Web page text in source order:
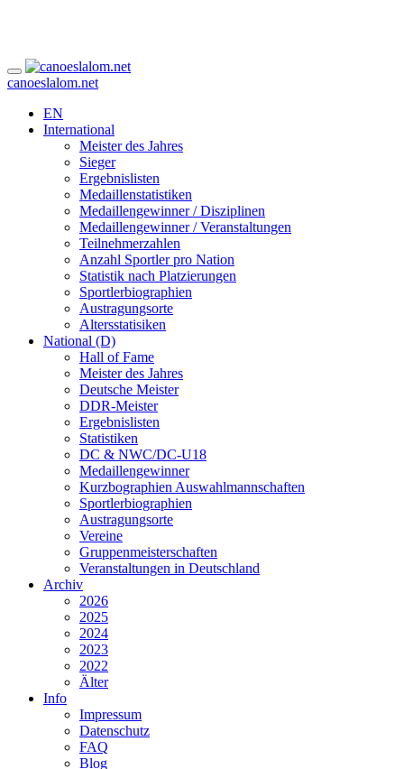
canoeslalom.net
EN
International
Meister des Jahres
Sieger
Ergebnislisten
Medaillenstatistiken
Medaillengewinner / Disziplinen
Medaillengewinner / Veranstaltungen
Teilnehmerzahlen
Anzahl Sportler pro Nation
Statistik nach Platzierungen
Sportlerbiographien
Austragungsorte
Altersstatisiken
National (D)
Hall of Fame
Meister des Jahres
Deutsche Meister
DDR-Meister
Ergebnislisten
Statistiken
DC & NWC/DC-U18
Medaillengewinner
Kurzbographien Auswahlmannschaften
Sportlerbiographien
Austragungsorte
Vereine
Gruppenmeisterschaften
Veranstaltungen in Deutschland
Archiv
2026
2025
2024
2023
2022
Älter
Info
Impressum
Datenschutz
FAQ
Blog